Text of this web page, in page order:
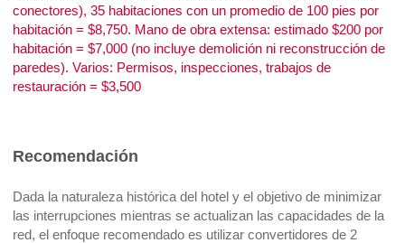
conectores), 35 habitaciones con un promedio de 100 pies por
habitación = $8,750. Mano de obra extensa: estimado $200 por
habitación = $7,000 (no incluye demolición ni reconstrucción de
paredes). Varios: Permisos, inspecciones, trabajos de
restauración = $3,500
Recomendación
Dada la naturaleza histórica del hotel y el objetivo de minimizar
las interrupciones mientras se actualizan las capacidades de la
red, el enfoque recomendado es utilizar convertidores de 2